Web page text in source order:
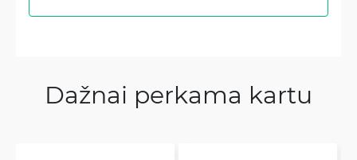
Dažnai perkama kartu